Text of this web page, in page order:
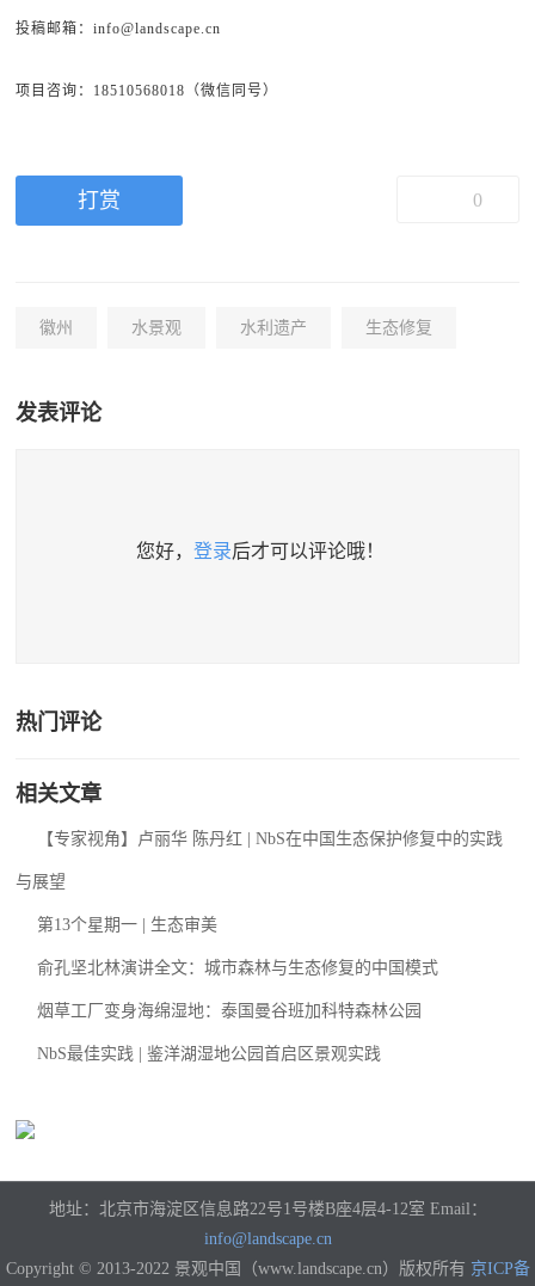
投稿邮箱：info@landscape.cn
项目咨询：18510568018（微信同号）
打赏 0
徽州 水景观 水利遗产 生态修复
发表评论
您好， 登录后才可以评论哦！
热门评论
相关文章
【专家视角】卢丽华 陈丹红 | NbS在中国生态保护修复中的实践
与展望
第13个星期一 | 生态审美
俞孔坚北林演讲全文：城市森林与生态修复的中国模式
烟草工厂变身海绵湿地：泰国曼谷班加科特森林公园
NbS最佳实践 | 鉴洋湖湿地公园首启区景观实践
地址：北京市海淀区信息路22号1号楼B座4层4-12室 Email：
info@landscape.cn
Copyright © 2013-2022 景观中国（www.landscape.cn）版权所有 京ICP备